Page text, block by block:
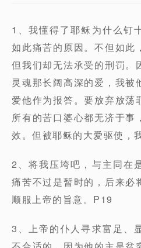
1、我懂得了耶稣为什么钉
如此痛苦的原因。不但如此
但我们却无法承受的刑罚。
灵魂那长阔高深的爱，我被
爱他作为报答。要放弃放荡
所有的苦口婆心都无济于事
效。但被耶稣的大爱驱使，
2、将我压垮吧，与主同在
痛苦不过是暂时的，后来必
顺服上帝的旨意。P19
3、上帝的仆人寻求富足、